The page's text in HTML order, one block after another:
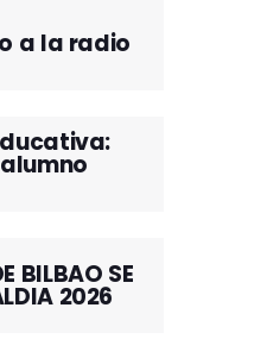
a la radio
BILBAO SE
2026